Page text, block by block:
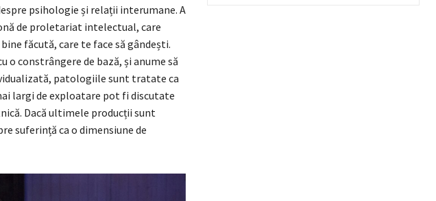
psihologie și relații interumane. A
de proletariat intelectual, care
făcută, care te face să gândești.
o constrângere de bază, și anume să
patologiile sunt tratate ca
largi de exploatare pot fi discutate
Dacă ultimele producții sunt
suferință ca o dimensiune de